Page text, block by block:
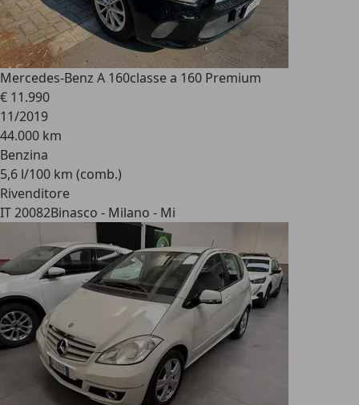
Mercedes-Benz A 160classe a 160 Premium
€ 11.990
11/2019
44.000 km
Benzina
5,6 l/100 km (comb.)
Rivenditore
IT 20082Binasco - Milano - Mi